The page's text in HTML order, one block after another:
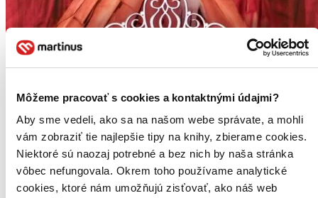
Môžeme pracovať s cookies a kontaktnými údajmi?
Aby sme vedeli, ako sa na našom webe správate, a mohli
vám zobraziť tie najlepšie tipy na knihy, zbierame cookies.
Niektoré sú naozaj potrebné a bez nich by naša stránka
vôbec nefungovala. Okrem toho používame analytické
cookies, ktoré nám umožňujú zisťovať, ako náš web